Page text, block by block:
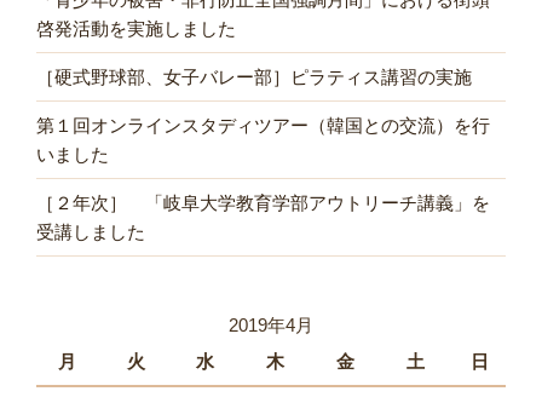
啓発活動を実施しました
［硬式野球部、女子バレー部］ピラティス講習の実施
第１回オンラインスタディツアー（韓国との交流）を行
いました
［２年次］ 「岐阜大学教育学部アウトリーチ講義」を
受講しました
2019年4月
月
火 水 木 金 土 日